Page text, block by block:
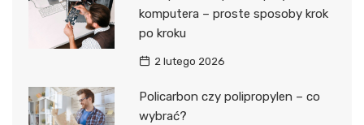
komputera – proste sposoby krok
po kroku
2 lutego 2026
Policarbon czy polipropylen – co
wybrać?